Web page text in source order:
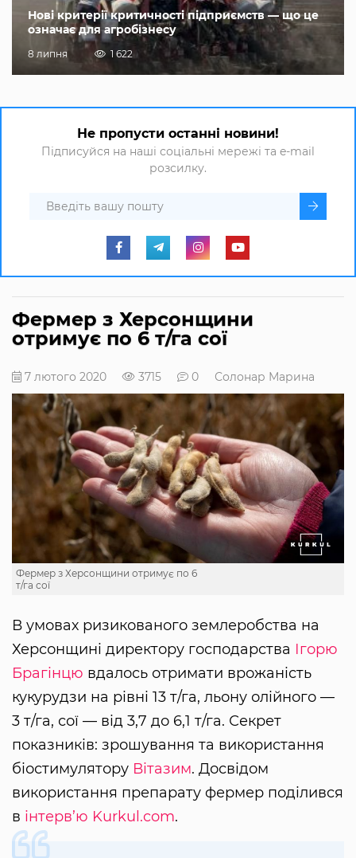
Нові критерії критичності підприємств — що це
означає для агробізнесу
8 липня 1 622
Не пропусти останні новини!
Підписуйся на наші соціальні мережі та e-mail
розсилку.
Фермер з Херсонщини
отримує по 6 т/га сої
7 лютого 2020 3715 0 Солонар Марина
Фермер з Херсонщини отримує по 6
т/га сої
В умовах ризикованого землеробства на
Херсонщині директору господарства Ігорю
Брагінцю вдалось отримати врожаність
кукурудзи на рівні 13 т/га, льону олійного —
3 т/га, сої — від 3,7 до 6,1 т/га. Секрет
показників: зрошування та використання
біостимулятору Вітазим. Досвідом
використання препарату фермер поділився
в інтерв’ю Kurkul.com.